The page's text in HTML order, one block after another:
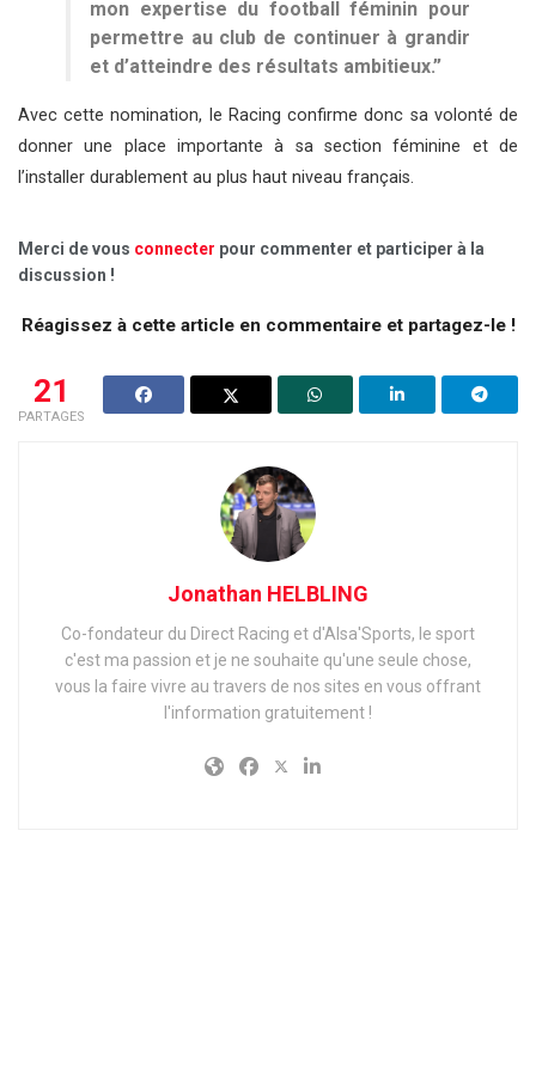
mon expertise du football féminin pour
permettre au club de continuer à grandir
et d’atteindre des résultats ambitieux.”
Avec cette nomination, le Racing confirme donc sa volonté de
donner une place importante à sa section féminine et de
l’installer durablement au plus haut niveau français.
Merci de vous connecter pour commenter et participer à la
discussion !
Réagissez à cette article en commentaire et partagez-le !
21
PARTAGES
Jonathan HELBLING
Co-fondateur du Direct Racing et d'Alsa'Sports, le sport
c'est ma passion et je ne souhaite qu'une seule chose,
vous la faire vivre au travers de nos sites en vous offrant
l'information gratuitement !